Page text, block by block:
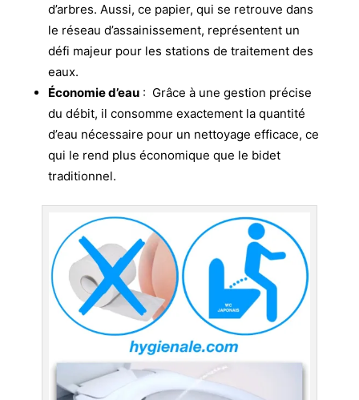
d’arbres. Aussi, ce papier, qui se retrouve dans
le réseau d’assainissement, représentent un
défi majeur pour les stations de traitement des
eaux.
Économie d’eau: Grâce à une gestion précise
du débit, il consomme exactement la quantité
d’eau nécessaire pour un nettoyage efficace, ce
qui le rend plus économique que le bidet
traditionnel.